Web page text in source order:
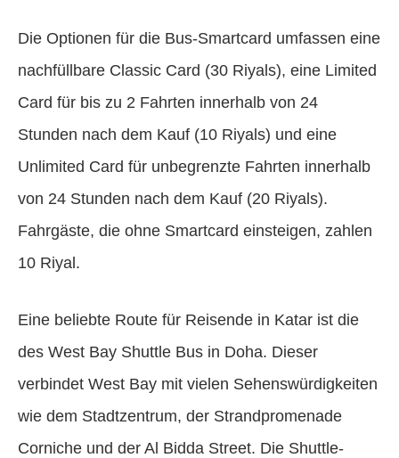
Die Optionen für die Bus-Smartcard umfassen eine
nachfüllbare Classic Card (30 Riyals), eine Limited
Card für bis zu 2 Fahrten innerhalb von 24
Stunden nach dem Kauf (10 Riyals) und eine
Unlimited Card für unbegrenzte Fahrten innerhalb
von 24 Stunden nach dem Kauf (20 Riyals).
Fahrgäste, die ohne Smartcard einsteigen, zahlen
10 Riyal.
Eine beliebte Route für Reisende in Katar ist die
des West Bay Shuttle Bus in Doha. Dieser
verbindet West Bay mit vielen Sehenswürdigkeiten
wie dem Stadtzentrum, der Strandpromenade
Corniche und der Al Bidda Street. Die Shuttle-